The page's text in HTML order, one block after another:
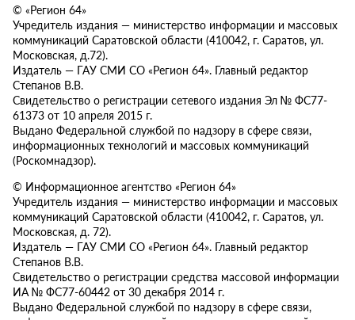
© «Регион 64»
Учредитель издания — министерство информации и массовых
коммуникаций Саратовской области (410042, г. Саратов, ул.
Московская, д.72).
Издатель — ГАУ СМИ СО «Регион 64». Главный редактор
Степанов В.В.
Свидетельство о регистрации сетевого издания Эл № ФС77-
61373 от 10 апреля 2015 г.
Выдано Федеральной службой по надзору в сфере связи,
информационных технологий и массовых коммуникаций
(Роскомнадзор).
© Информационное агентство «Регион 64»
Учредитель издания — министерство информации и массовых
коммуникаций Саратовской области (410042, г. Саратов, ул.
Московская, д. 72).
Издатель — ГАУ СМИ СО «Регион 64». Главный редактор
Степанов В.В.
Свидетельство о регистрации средства массовой информации
ИА № ФС77-60442 от 30 декабря 2014 г.
Выдано Федеральной службой по надзору в сфере связи,